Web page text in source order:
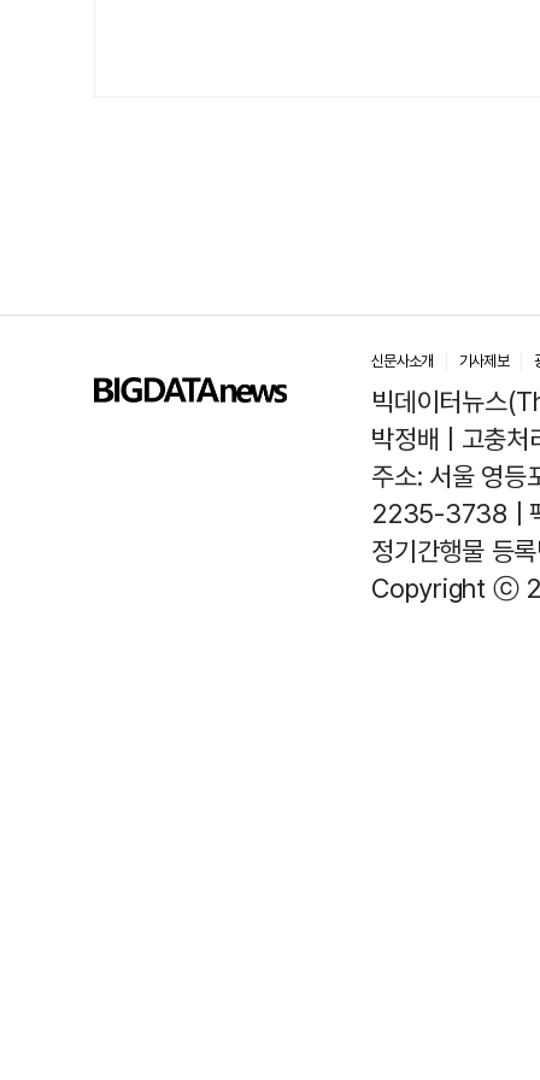
신문사소개 기사제보
빅데이터뉴스
박정배 | 고충
주소: 서울 영
2235-3738 |
정기간행물 등
Copyright ⓒ